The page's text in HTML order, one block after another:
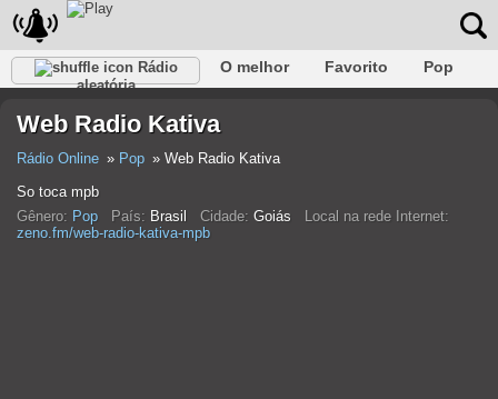
Rádio
aleatória
O melhor Favorito
Pop
Rap
Falk Jazz Bebê
Web Radio Kativa
Rádio Online Pop
Web Radio Kativa
So toca mpb
Gênero: Pop País: Brasil Cidade: Goiás
Local na rede Internet:
zeno.fm/web-radio-kativa-mpb